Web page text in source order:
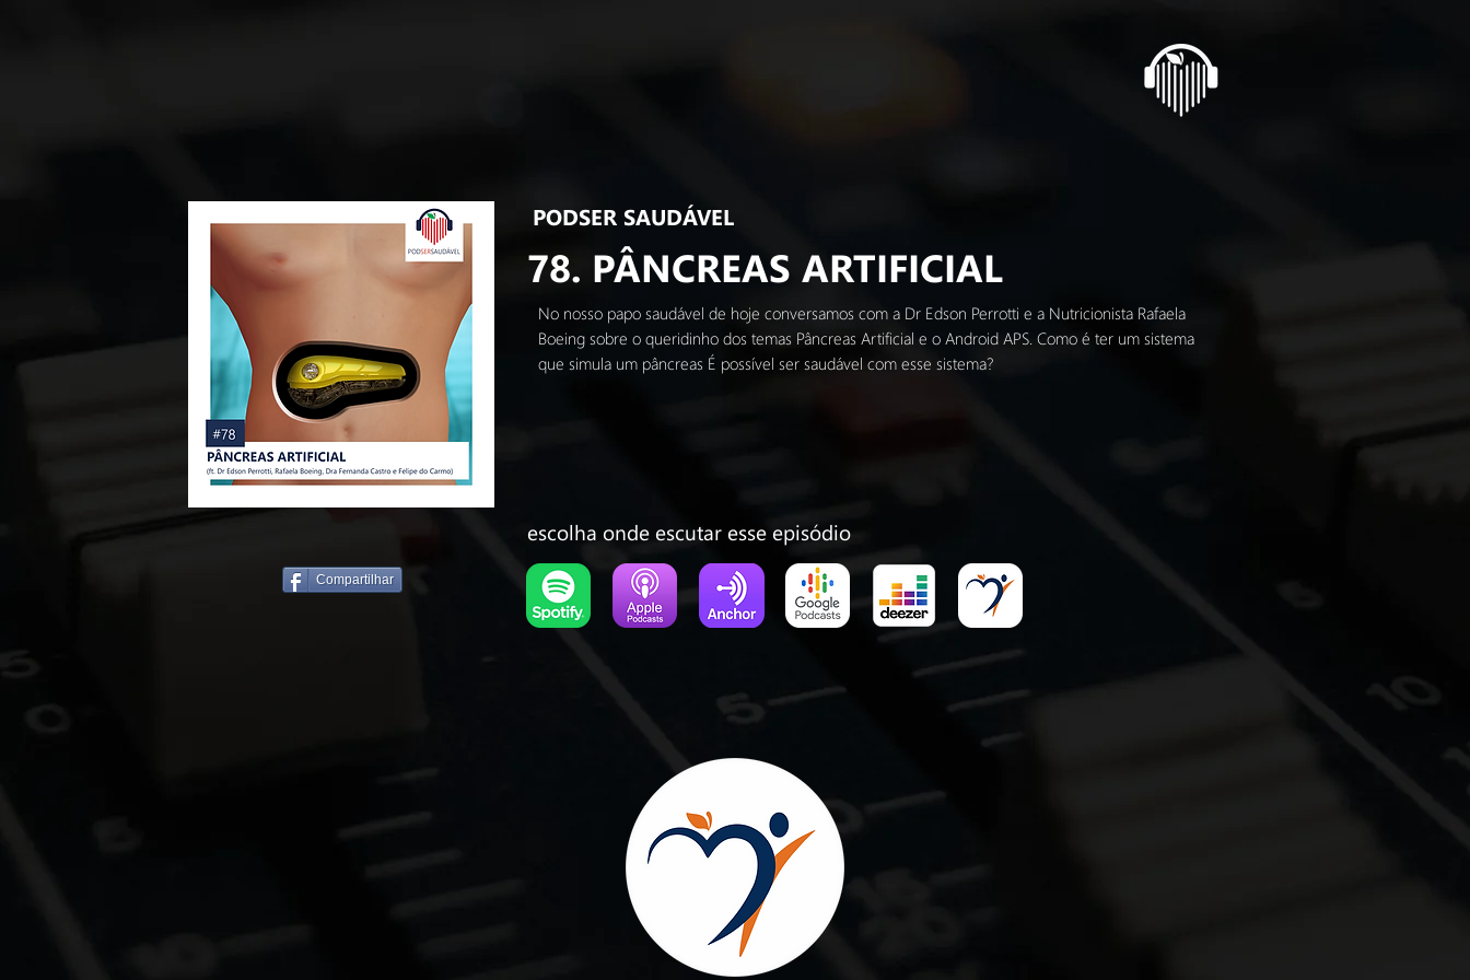
PODSER SAUDÁVEL
78. PÂNCREAS ARTIFICIAL
No nosso papo saudável de hoje conversamos com a Dr Edson Perrotti e a Nutricionista Rafaela
Boeing sobre o queridinho dos temas Pâncreas Artificial e o Android APS. Como é ter um sistema
que simula um pâncreas É possível ser saudável com esse sistema?
escolha onde escutar esse episódio
Compartilhar